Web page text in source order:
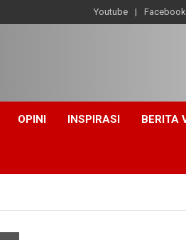
Youtube Facebook
OPINI INSPIRASI BERITA